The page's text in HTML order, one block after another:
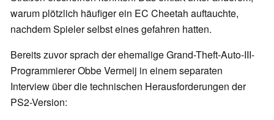
warum plötzlich häufiger ein EC Cheetah auftauchte,
nachdem Spieler selbst eines gefahren hatten.
Bereits zuvor sprach der ehemalige Grand-Theft-Auto-III-
Programmierer Obbe Vermeij in einem separaten
Interview über die technischen Herausforderungen der
PS2-Version: